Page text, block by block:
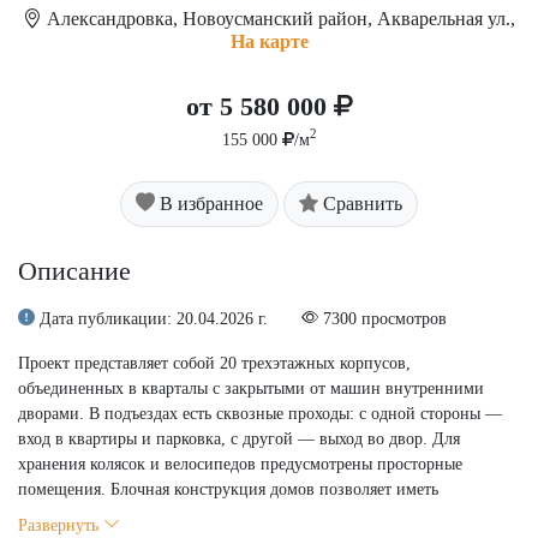
Александровка, Новоусманский район, Акварельная ул.,
На карте
от 5 580 000
155 000 /м2
В избранное Сравнить
Описание
Дата публикации: 20.04.2026 г. 7300 просмотров
Проект представляет собой 20 трехэтажных корпусов,
объединенных в кварталы с закрытыми от машин внутренними
дворами. В подъездах есть сквозные проходы: с одной стороны —
вход в квартиры и парковка, с другой — выход во двор. Для
хранения колясок и велосипедов предусмотрены просторные
помещения. Блочная конструкция домов позволяет иметь
Развернуть